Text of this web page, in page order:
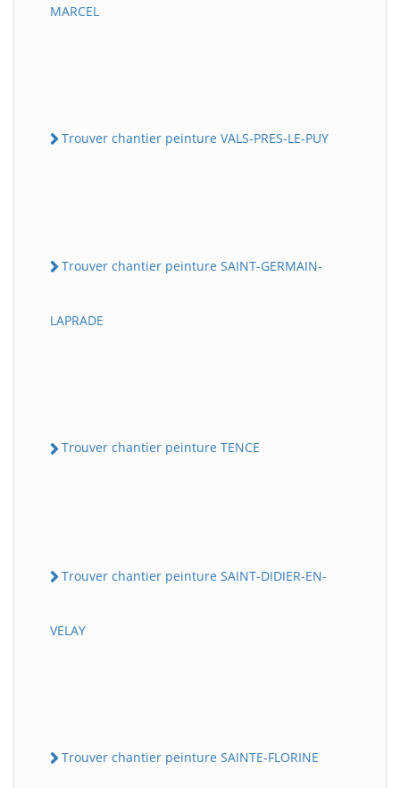
MARCEL
Trouver chantier peinture VALS-PRES-LE-PUY
Trouver chantier peinture SAINT-GERMAIN-
LAPRADE
Trouver chantier peinture TENCE
Trouver chantier peinture SAINT-DIDIER-EN-
VELAY
Trouver chantier peinture SAINTE-FLORINE